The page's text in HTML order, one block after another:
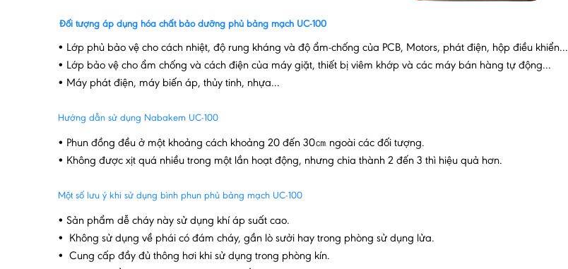
Đối tượng áp dụng hóa chất bảo dưỡng phủ bảng mạch UC-100
• Lớp phủ bảo vệ cho cách nhiệt, độ rung kháng và độ ẩm-chống của PCB, Motors, phát điện, hộp điều khiển...
• Lớp bảo vệ cho ẩm chống và cách điện của máy giặt, thiết bị viêm khớp và các máy bán hàng tự động...
• Máy phát điện, máy biến áp, thủy tinh, nhựa...
Hướng dẫn sử dụng Nabakem UC-100
• Phun đồng đều ở một khoảng cách khoảng 20 đến 30㎝ ngoài các đối tượng.
• Không được xịt quá nhiều trong một lần hoạt động, nhưng chia thành 2 đến 3 thì hiệu quả hơn.
Một số lưu ý khi sử dụng bình phun phủ bảng mạch UC-100
• Sản phẩm dễ cháy này sử dụng khí áp suất cao.
• Không sử dụng về phái có đám cháy, gần lò sưởi hay trong phòng sử dụng lửa.
• Cung cấp đầy đủ thông hơi khi sử dụng trong phòng kín.